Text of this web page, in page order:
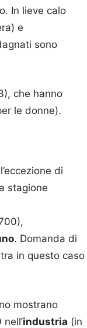
In lieve calo
e
sono
che hanno
le donne).
di
stagione
. Domanda di
in questo caso
mostrano
industria (in